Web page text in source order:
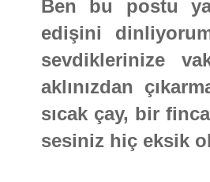
Ben bu postu
edişini
sevdiklerinize
aklınızdan
sıcak çay, bir
sesiniz hiç eksik